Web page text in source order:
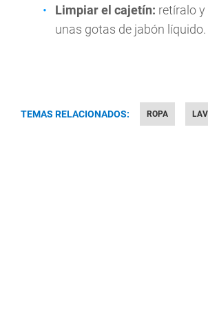
Limpiar el cajetín: retíralo
unas gotas de jabón
TEMAS RELACIONADOS: ROPA